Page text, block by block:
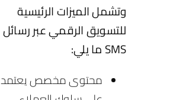
وتشمل الميزات الرئيسية
للتسويق الرقمي عبر رسائل
SMS ما يلي:
محتوى مخصص يعتمد